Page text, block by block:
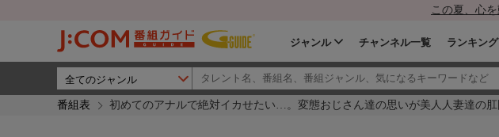
この夏、心
ジャンル チャンネル一覧 ランキング
番組表 初めてのアナルで絶対イカせたい…。変態おじさん達の思いが美人人妻達の